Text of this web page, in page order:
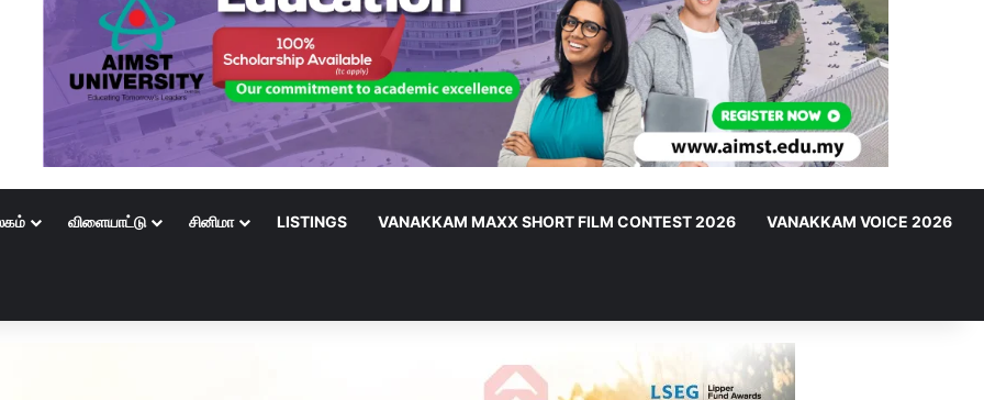
விளையாட்டு சினிமா LISTINGS VANAKKAM MAXX SHORT FILM CONTEST 2026 VANAKKAM VOICE 2026